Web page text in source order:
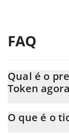
FAQ
Qual é o
Token
O que é o